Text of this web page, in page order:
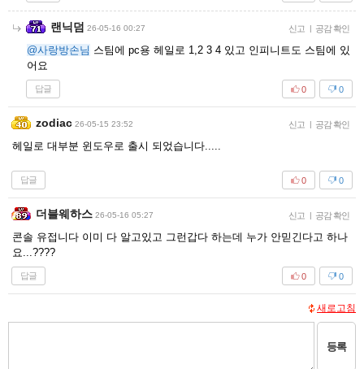
랜닉덤 26-05-16 00:27 신고 | 공감 확인
@사랑방손님 스팀에 pc용 헤일로 1,2 3 4 있고 인피니트도 스팀에 있
어요
답글 0
0
zodiac 26-05-15 23:52 신고 | 공감 확인
헤일로 대부분 윈도우로 출시 되었습니다.....
답글 0
0
더블웨하스 26-05-16 05:27 신고 | 공감 확인
콘솔 유접니다 이미 다 알고있고 그런갑다 하는데 누가 안믿긴다고 하나
요...????
답글 0
0
새로고침
등록